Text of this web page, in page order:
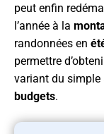
peut enfin
l’année à la
randonnées en
permettre
variant du simple
budgets.